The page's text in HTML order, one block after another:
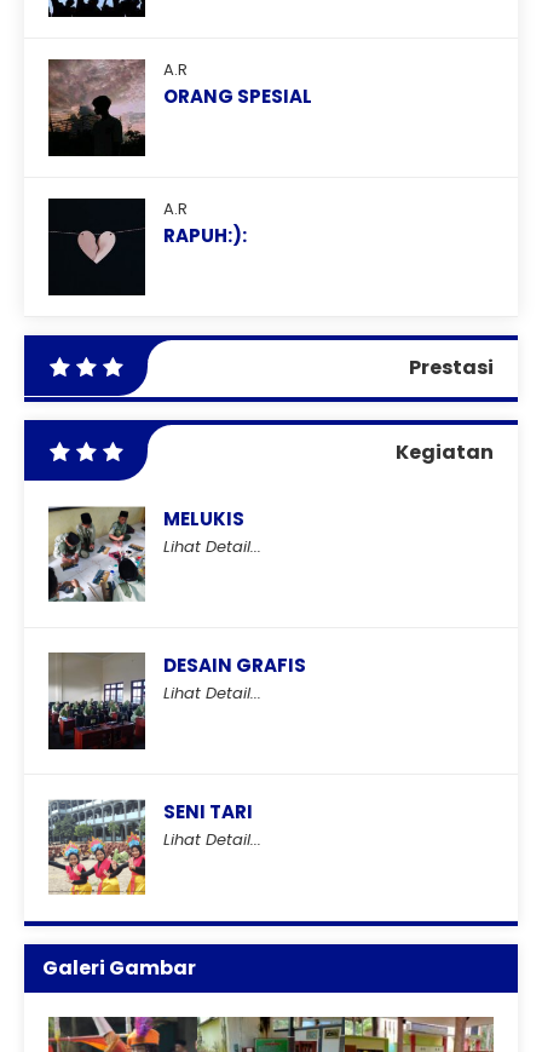
A.R
ORANG SPESIAL
A.R
RAPUH:):
Prestasi
Kegiatan
MELUKIS
Lihat Detail...
DESAIN GRAFIS
Lihat Detail...
SENI TARI
Lihat Detail...
Galeri Gambar